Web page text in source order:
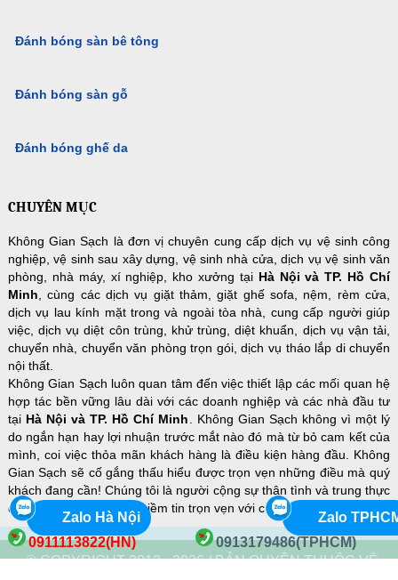
0911113822(HN) 0913179486(TPHCM)
Zalo Hà Nội Zalo
Đánh bóng sàn bê tông
Đánh bóng sàn gỗ
Đánh bóng ghế da
CHUYÊN MỤC
Không Gian Sạch là đơn vị chuyên cung cấp dịch vụ vệ sinh công
nghiệp, vệ sinh sau xây dựng, vệ sinh nhà cửa, dịch vụ vệ sinh văn
phòng, nhà máy, xí nghiệp, kho xưởng tại Hà Nội và TP. Hồ Chí
Minh , cùng các dịch vụ giặt thảm, giặt ghế sofa, nệm, rèm cửa,
dịch vụ lau kính mặt trong và ngoài tòa nhà, cung cấp người giúp
việc, dịch vụ diệt côn trùng, khử trùng, diệt khuẩn, dịch vụ vận tải,
chuyển nhà, chuyển văn phòng trọn gói, dịch vụ tháo lắp di chuyển
nội thất.
Không Gian Sạch luôn quan tâm đến việc thiết lập các mối quan hệ
hợp tác bền vững lâu dài với các doanh nghiệp và các nhà đầu tư
tại Hà Nội và TP. Hồ Chí Minh . Không Gian Sạch không vì một lý
do ngắn hạn hay lợi nhuận trước mắt nào đó mà từ bỏ cam kết của
mình, coi việc thỏa mãn khách hàng là điều kiện hàng đầu. Không
Gian Sạch sẽ cố gắng thấu hiểu được trọn vẹn những điều mà quý
khách đang cần! Chúng tôi là người cộng sự thân tình và trung thực
để quý khách hàng đặt niềm tin trọn vẹn với chi phí hợp lý nhất!
© COPYRIGHT 2013 - 2026 / BẢN QUYỀN THUỘC VỀ